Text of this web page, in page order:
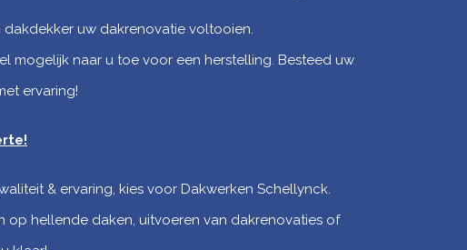
dakdekker uw dakrenovatie voltooien.
mogelijk naar u toe voor een herstelling. Besteed uw
ervaring!
!
& ervaring, kies voor Dakwerken Schellynck.
op hellende daken, uitvoeren van dakrenovaties of